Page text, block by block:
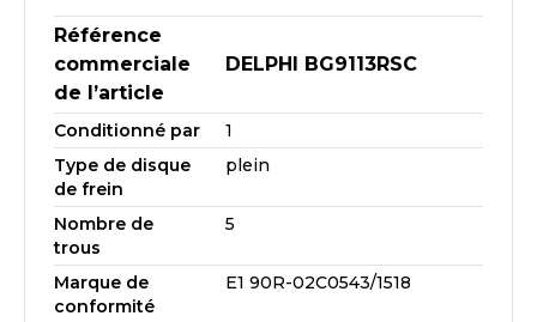
Référence
commerciale
de l’article
DELPHI BG9113RSC
Conditionné par
1
Type de disque
de frein
plein
Nombre de
trous
5
Marque de
conformité
E1 90R-02C0543/1518